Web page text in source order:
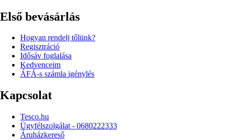
Első bevásárlás
Hogyan rendelj tőlünk?
Regisztráció
Idősáv foglalása
Kedvenceim
ÁFÁ-s számla igénylés
Kapcsolat
Tesco.hu
Ügyfélszolgálat - 0680222333
Áruházkereső